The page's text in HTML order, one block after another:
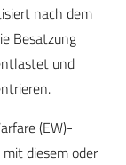
nach dem
Besatzung
und
(EW)-
diesem oder